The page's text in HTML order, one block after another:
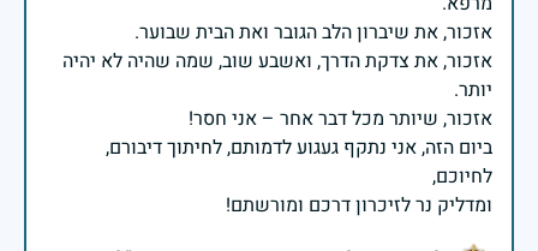
אזכור, את צדקת הדרך, ואשבע שוב, שמה שהיה לא יהיה
ביום הזה, אני נתקף געגוע לדמותם, לחיתוך דיבורם,
ומדליק נר לזיכרון דרכם ומורשתם!